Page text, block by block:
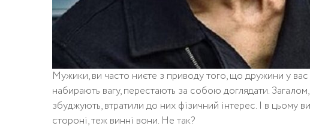
Мужики, ви часто ниєте з приводу того, що дружини у
набирають вагу, перестають за собою доглядати.
збуджують, втратили до них фізичний інтерес. І в цьому
стороні, теж винні вони. Не так?